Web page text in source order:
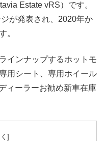
Estate vRS）です。
が発表され、2020年か
。
インナップするホットモ
用シート、専用ホイール
ィーラーお勧め新車在庫